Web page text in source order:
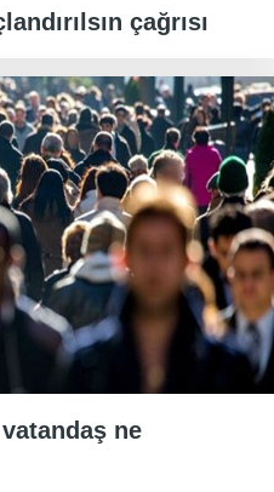
çağrısı
ne